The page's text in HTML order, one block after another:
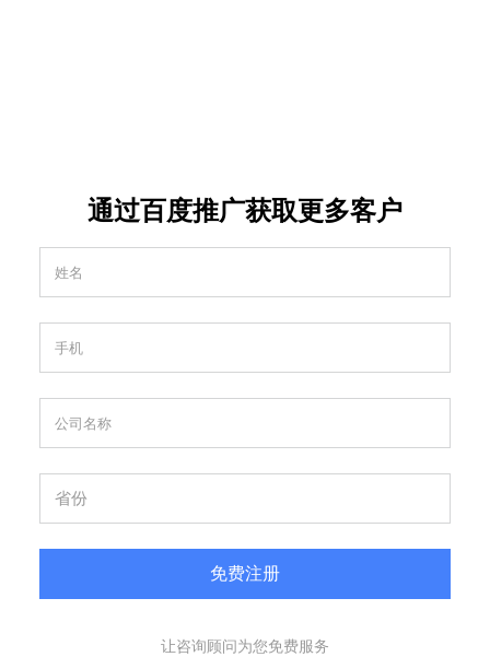
通过百度推广获取更多客户
免费注册
让咨询顾问为您免费服务